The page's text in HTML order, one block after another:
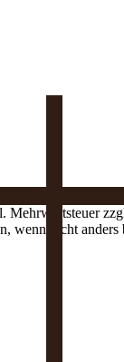
Mehrwertsteuer
wenn nicht anders